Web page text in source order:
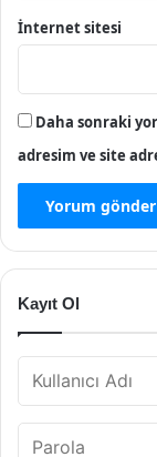
İnternet sitesi
Daha sonraki
adresim ve site
Kayıt Ol